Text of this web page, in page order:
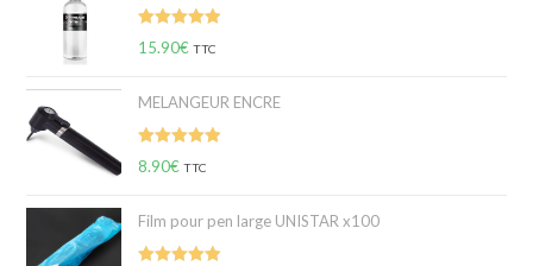
Note5.00
15.90€ TTC
MELANGEUR ENCRE
Note5.00
8.90€ TTC
Film pour pen large UNISTAR x100